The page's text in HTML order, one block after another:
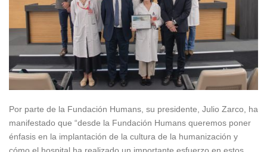
Por parte de la Fundación Humans, su presidente, Julio Zarco, ha
manifestado que “desde la Fundación Humans queremos poner
énfasis en la implantación de la cultura de la humanización y
cómo el hospital ha realizado un importante esfuerzo en estos